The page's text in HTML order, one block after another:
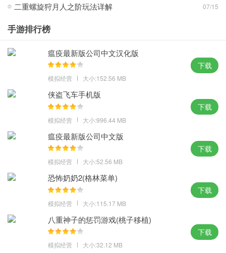
角色都有不同的属性和技能。
根据你的游戏风格和喜好选择合适的角色可以显著提高你的存活
率。
制定一个逃跑计划：在游戏中，你需要时刻保持警惕，对抗被感染
者的追击。建立一个安全的庇护所是非常重要的。
制定一个有效的逃生计划，利用地形和资源，可以帮助你更好地避
免被感染者追赶。
寻找和利用资源：在游戏中，资源是生存的关键。你需要不断地寻
找食物、水和药物等资源。并利用这些资源来维持你的生存。同
时，我们也应该学会合理利用资源，避免浪费。
二重螺旋狩月人之阶玩法详解 07/15
手游排行榜
瘟疫最新版公司中文汉化版
模拟经营 大小:152.56 MB
下载
侠盗飞车手机版
模拟经营 大小:996.44 MB
下载
瘟疫最新版公司中文版
模拟经营 大小:52.56 MB
下载
恐怖奶奶2(格林菜单)
模拟经营 大小:115.17 MB
下载
八重神子的惩罚游戏(桃子移植)
模拟经营 大小:32.12 MB
下载